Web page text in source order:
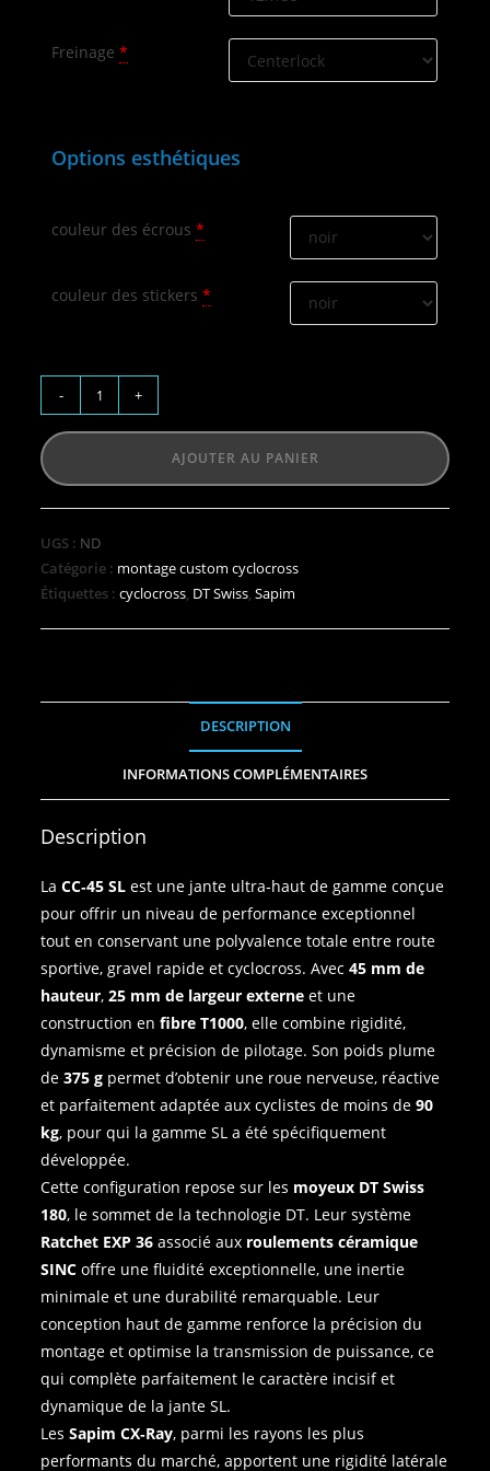
Freinage *
Options esthétiques
couleur des écrous *
couleur des stickers *
- +
AJOUTER AU PANIER
UGS : ND
Catégorie : montage custom cyclocross
Étiquettes :cyclocross, DT Swiss,Sapim
DESCRIPTION
INFORMATIONS COMPLÉMENTAIRES
Description
LaCC‑45 SL est une jante ultra‑haut de gamme conçue
pour offrir un niveau de performance exceptionnel
tout en conservant une polyvalence totale entre route
sportive, gravel rapide et cyclocross. Avec45 mm de
hauteur,25 mm de largeur externe et une
construction enfibre T1000, elle combine rigidité,
dynamisme et précision de pilotage. Son poids plume
de375 g permet d’obtenir une roue nerveuse, réactive
et parfaitement adaptée aux cyclistes de moins de90
kg, pour qui la gamme SL a été spécifiquement
développée.
Cette configuration repose sur les moyeux DT Swiss
180, le sommet de la technologie DT. Leur système
Ratchet EXP 36 associé aux roulements céramique
SINC offre une fluidité exceptionnelle, une inertie
minimale et une durabilité remarquable. Leur
conception haut de gamme renforce la précision du
montage et optimise la transmission de puissance, ce
qui complète parfaitement le caractère incisif et
dynamique de la jante SL.
LesSapim CX‑Ray, parmi les rayons les plus
performants du marché, apportent une rigidité latérale